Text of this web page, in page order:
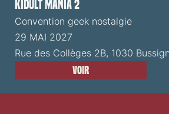
Kidult Mania 2
Convention geek nostalgie
29 MAI 2027
Rue des Collèges 2B, 1030
Voir